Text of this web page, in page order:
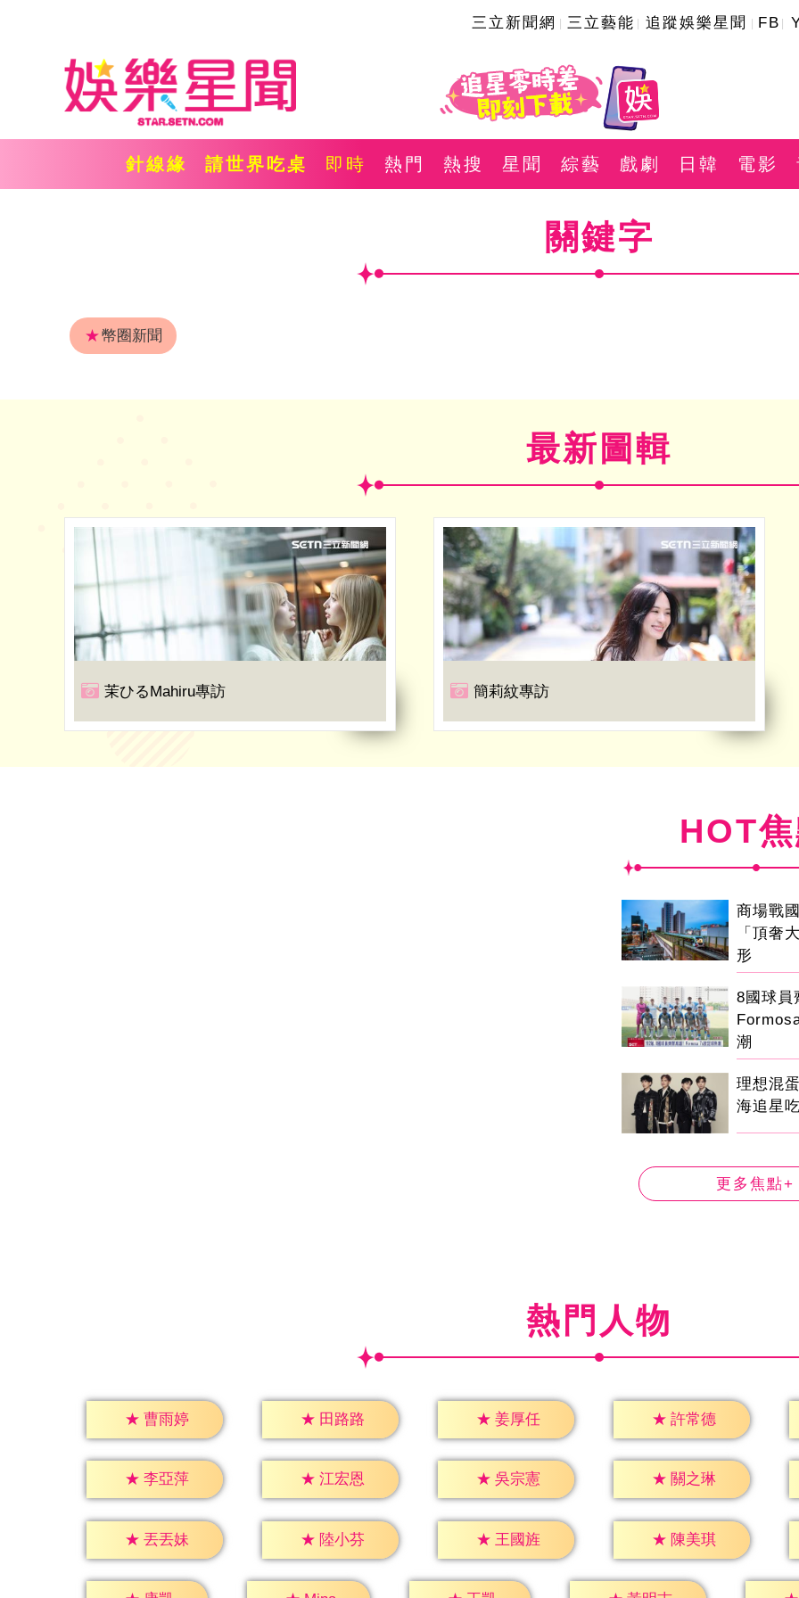
三立新聞網 三立藝能 追蹤娛樂星聞 FB
針線緣 請世界吃桌 即時 熱門 熱搜 星聞 綜藝 戲劇 日韓 電影
關鍵字
★幣圈新聞
最新圖輯
茉ひるMahiru專訪 簡莉紋專訪
HOT
商場戰
「頂奢
形
8國球
潮
理想混
海追星
更多焦點+
熱門人物
★ 曹雨婷 ★ 田路路 ★ 姜厚任 ★ 許常德
★ 李亞萍 ★ 江宏恩 ★ 吳宗憲 ★ 關之琳
★ 丟丟妹 ★ 陸小芬 ★ 王國旌 ★ 陳美琪